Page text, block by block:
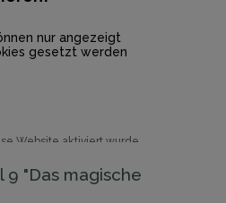
nur angezeigt
gesetzt werden
Website aktiviert wurde,
9 "Das magische